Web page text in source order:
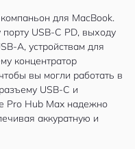
для MacBook.
USB-C PD, выходу
A, устройствам для
концентратор
вы могли работать в
USB-C и
Pro Hub Max надежно
аккуратную и